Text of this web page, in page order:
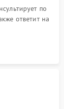
по
ответит на